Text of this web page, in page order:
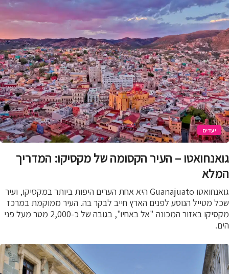
יעדים
– העיר הקסומה של מקסיקו: המדריך
גואנחואטו Guanajuato היא אחת הערים היפות ביותר במקסיקו, ועיר
מטייל הנוסע לפנים הארץ חייב לבקר בה. העיר ממוקמת במרכז
מקסיקו באזור המכונה "אל באחיו", בגובה של כ-2,000 מטר מעל פני